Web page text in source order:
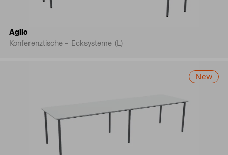
Agilo
Konferenztische – Ecksysteme (L)
New